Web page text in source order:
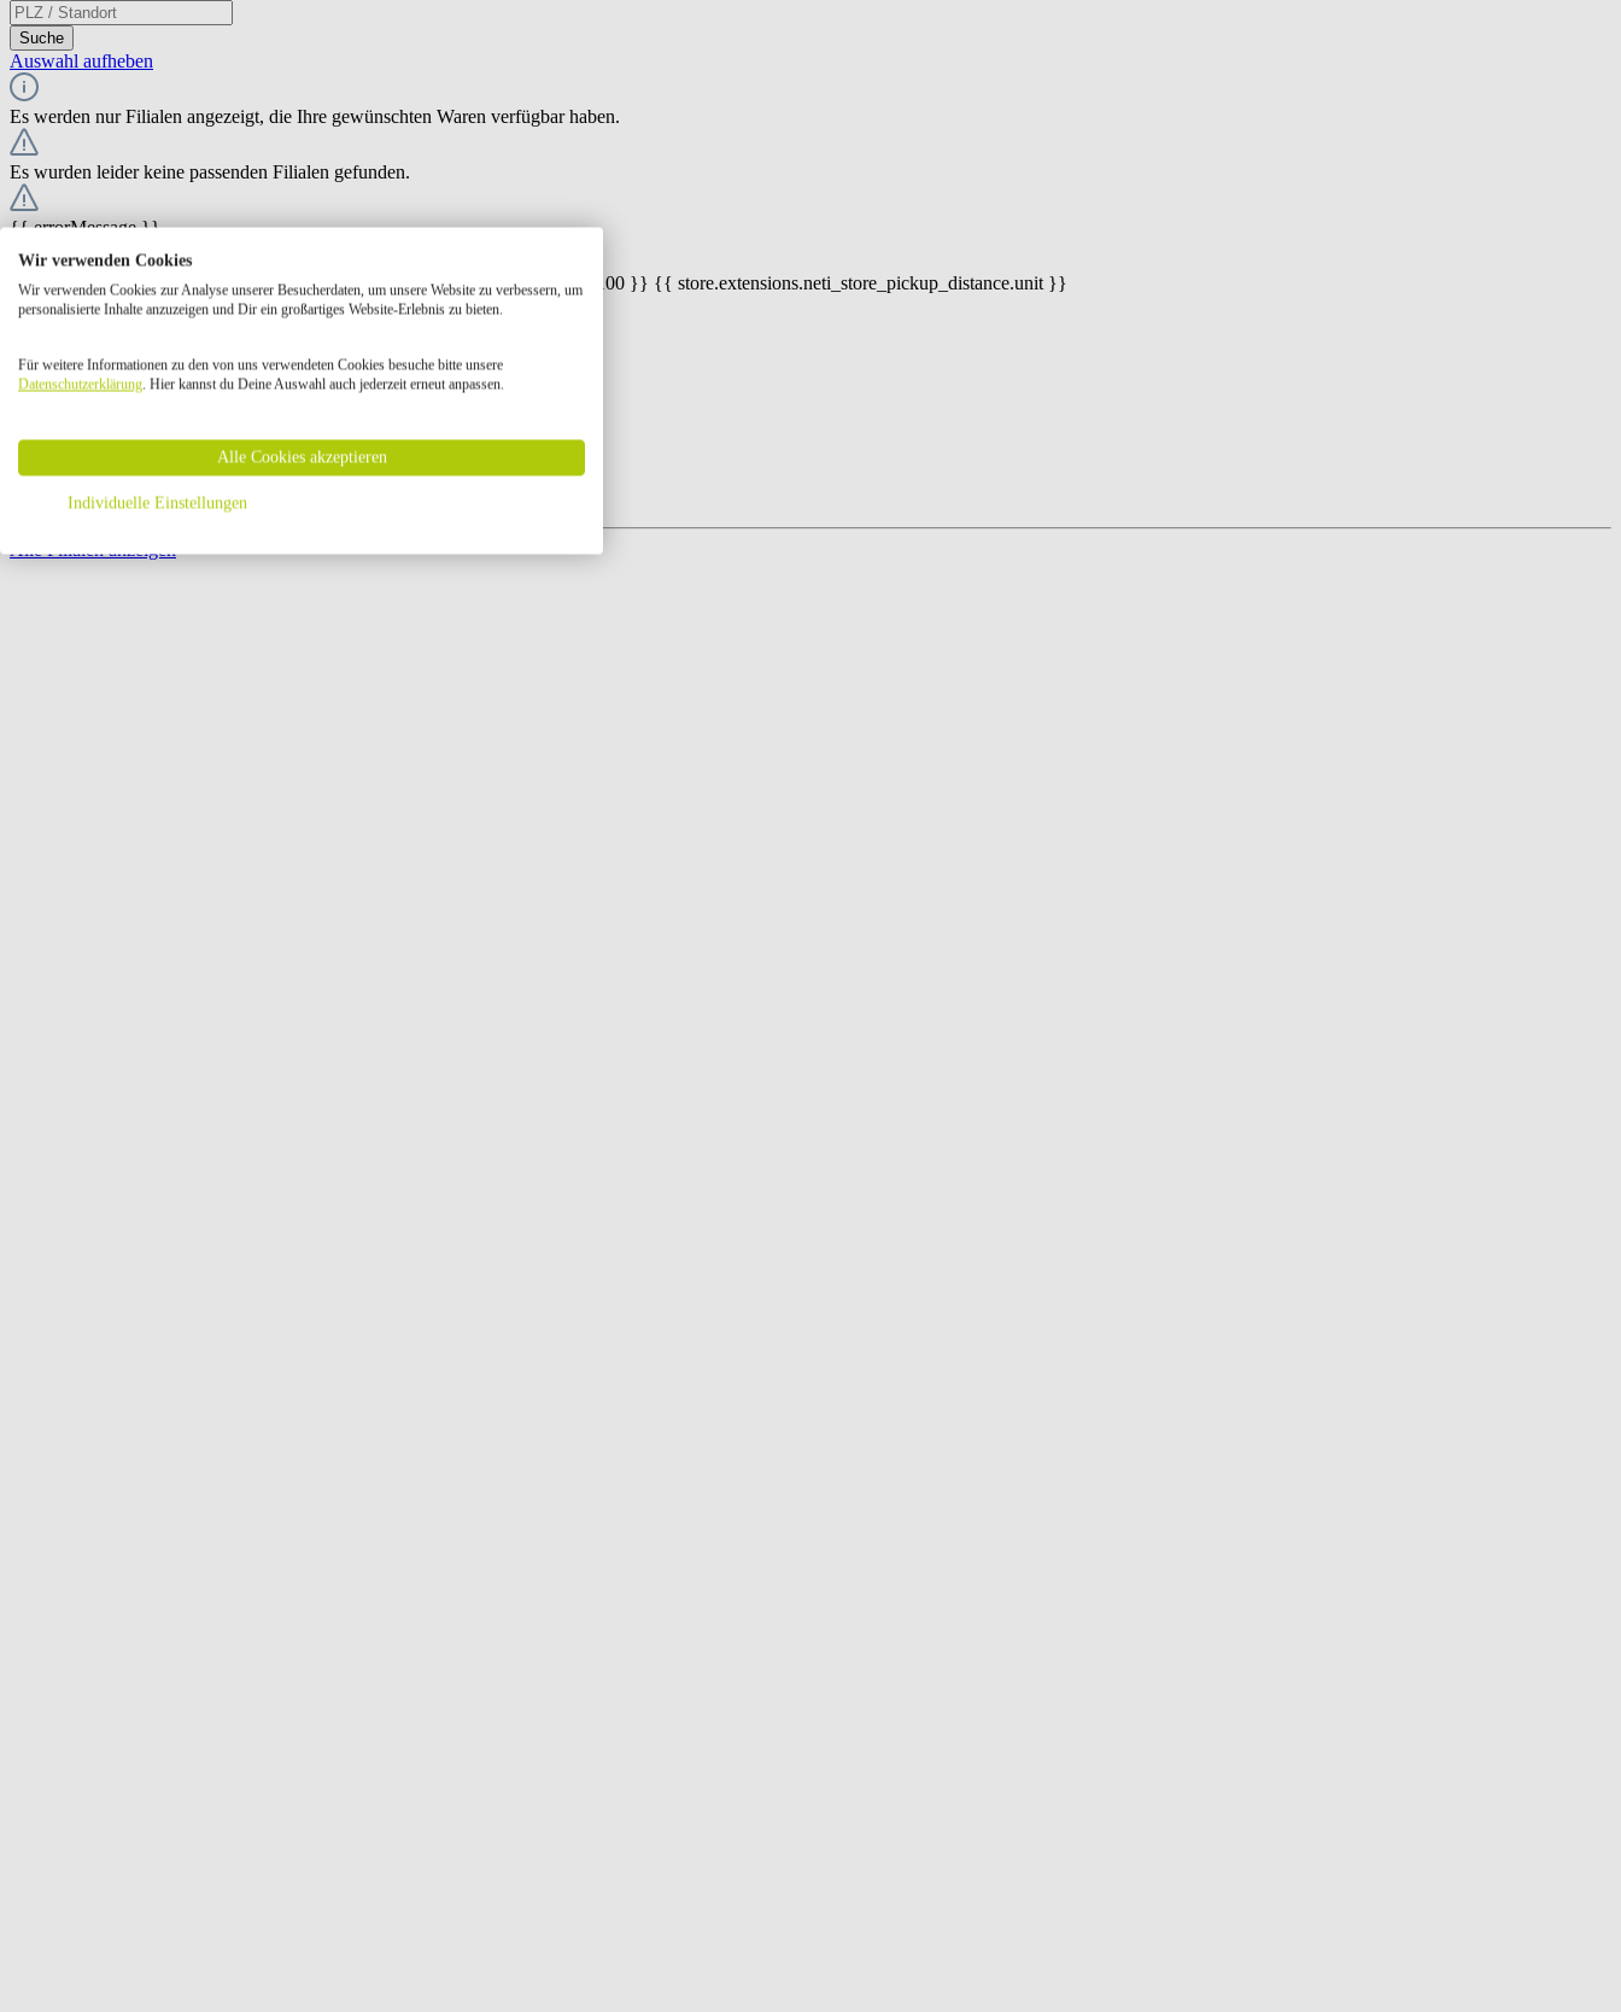
Suche
Auswahl aufheben
Es werden nur Filialen angezeigt, die Ihre gewünschten Waren verfügbar haben.
Es wurden leider keine passenden Filialen gefunden.
{{ errorMessage }}
{{ Math.round(store.extensions.neti_store_pickup_distance.distance * 100) / 100 }} {{ store.extensions.neti_store_pickup_distance.unit }}
{{ store.label }}
Ausgewählt Auswählen Öffnungszeiten
Öffnungszeiten:
Seite {{ pagination.page }} von {{ pagination.pageCount }}
Alle Filialen anzeigen
Wir verwenden Cookies
Wir verwenden Cookies zur Analyse unserer Besucherdaten, um unsere Website zu verbessern, um
personalisierte Inhalte anzuzeigen und Dir ein großartiges Website-Erlebnis zu bieten.
Für weitere Informationen zu den von uns verwendeten Cookies besuche bitte unsere
Datenschutzerklärung. Hier kannst du Deine Auswahl auch jederzeit erneut anpassen.
Alle Cookies akzeptieren
Individuelle Einstellungen